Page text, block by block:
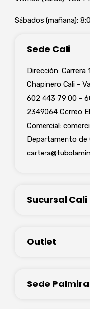
Sábados (mañana):
Sede Cali
Dirección: Carrera
Chapinero Cali -
602 443 79 00 -
2349064 Correo
Comercial:
Departamento de
Sucursal Cali
Outlet
Sede Palmira